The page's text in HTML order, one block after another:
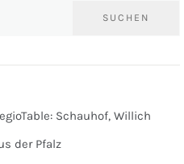
Schauhof, Willich
der Pfalz